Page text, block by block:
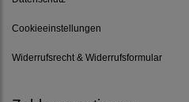
Cookieeinstellungen
Widerrufsrecht & Widerrufsformular